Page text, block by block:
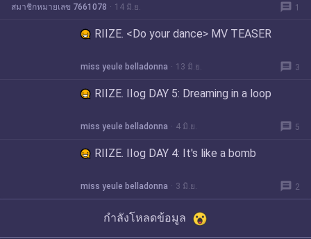
สมาชิกหมายเลข 7661078 14 มิ.ย. message 1
RIIZE. <Do your dance> MV TEASER
miss yeule belladonna 13 มิ.ย. message 3
RIIZE. IIog DAY 5: Dreaming in a loop
miss yeule belladonna 4 มิ.ย. message 5
RIIZE. IIog DAY 4: It's like a bomb
miss yeule belladonna 3 มิ.ย. message 2
กำลังโหลดข้อมูล